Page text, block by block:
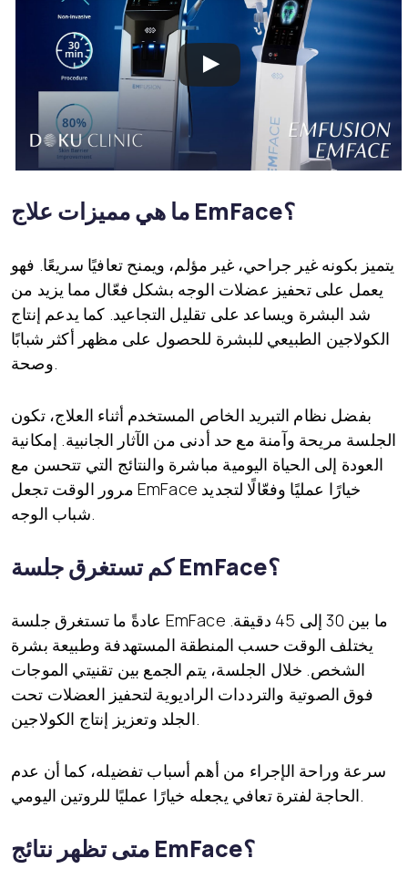
ما هي مميزات علاج EmFace؟
يتميز بكونه غير جراحي، غير مؤلم، ويمنح تعافيًا سريعًا. فهو
يعمل على تحفيز عضلات الوجه بشكل فعّال مما يزيد من
شد البشرة ويساعد على تقليل التجاعيد. كما يدعم إنتاج
الكولاجين الطبيعي للبشرة للحصول على مظهر أكثر شبابًا
بفضل نظام التبريد الخاص المستخدم أثناء العلاج، تكون
الجلسة مريحة وآمنة مع حد أدنى من الآثار الجانبية. إمكانية
العودة إلى الحياة اليومية مباشرة والنتائج التي تتحسن مع
مرور الوقت تجعل EmFace خيارًا عمليًا وفعّالًا لتجديد
كم تستغرق جلسة EmFace؟
عادةً ما تستغرق جلسة EmFace ما بين 30 إلى 45 دقيقة.
يختلف الوقت حسب المنطقة المستهدفة وطبيعة بشرة
الشخص. خلال الجلسة، يتم الجمع بين تقنيتي الموجات
فوق الصوتية والترددات الراديوية لتحفيز العضلات تحت
سرعة وراحة الإجراء من أهم أسباب تفضيله، كما أن عدم
متى تظهر نتائج EmFace؟